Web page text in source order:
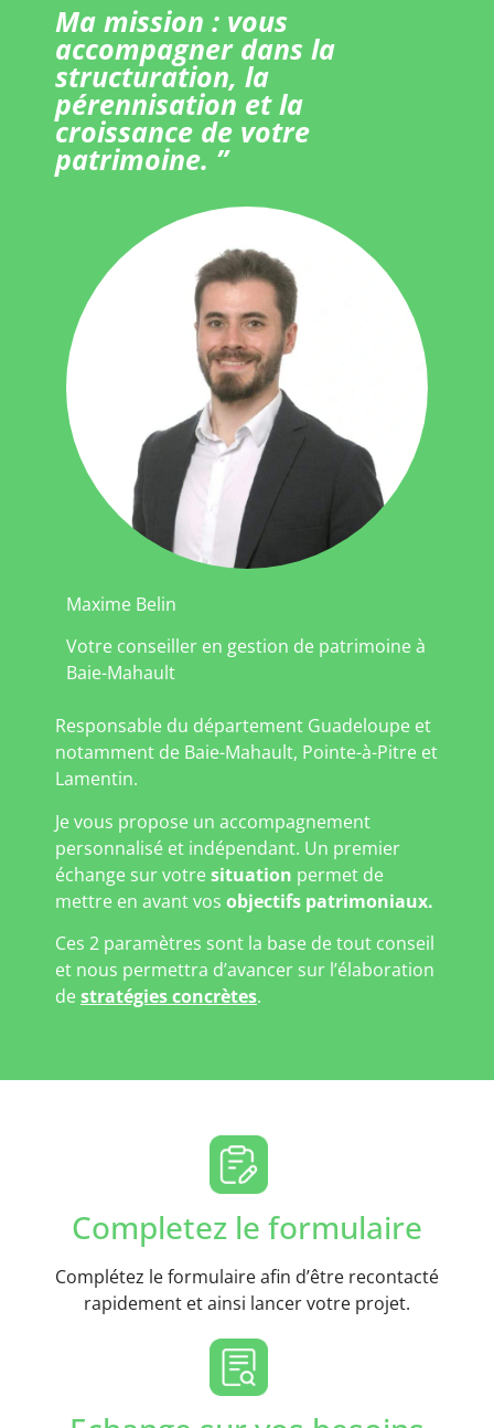
Ma mission : vous
accompagner dans la
structuration, la
pérennisation et la
croissance de votre
patrimoine. ”
Maxime Belin
Votre conseiller en gestion de patrimoine à
Baie-Mahault
Responsable du département Guadeloupe et
notamment de Baie-Mahault, Pointe-à-Pitre et
Lamentin.
Je vous propose un accompagnement
personnalisé et indépendant. Un premier
échange sur votresituation permet de
mettre en avant vos objectifs patrimoniaux.
Ces 2 paramètres sont la base de tout conseil
et nous permettra d’avancer sur l’élaboration
destratégies concrètes.
Completez le formulaire
Complétez le formulaire afin d’être recontacté
rapidement et ainsi lancer votre projet.